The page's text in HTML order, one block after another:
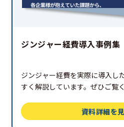
ジンジャー経費導入事例集
ジンジャー経費を実際に導入し
すく解説しています。ぜひご覧
資料詳細を